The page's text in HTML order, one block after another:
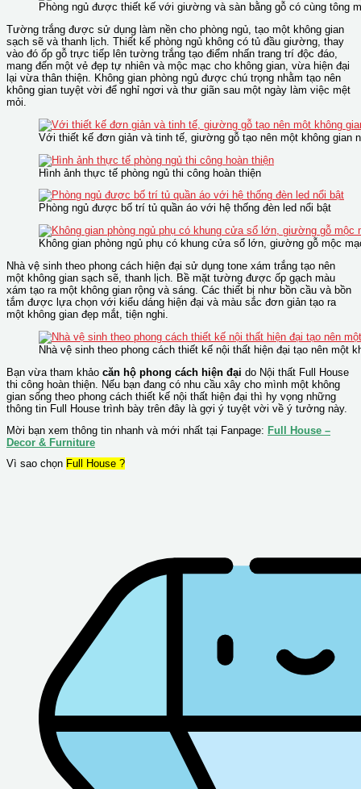
Phòng ngủ được thiết kế với giường và sàn bằng gỗ có cùng tông
Tường trắng được sử dụng làm nền cho phòng ngủ, tạo một không gian
sạch sẽ và thanh lịch. Thiết kế phòng ngủ không có tủ đầu giường, thay
vào đó ốp gỗ trực tiếp lên tường trắng tạo điểm nhấn trang trí độc đáo,
mang đến một vẻ đẹp tự nhiên và mộc mạc cho không gian, vừa hiện đại
lại vừa thân thiện. Không gian phòng ngủ được chú trọng nhằm tạo nên
không gian tuyệt vời để nghỉ ngơi và thư giãn sau một ngày làm việc mệt
mỏi.
Với thiết kế đơn giản và tinh tế, giường gỗ tạo nên một không gian
Hình ảnh thực tế phòng ngủ thi công hoàn thiện
Phòng ngủ được bố trí tủ quần áo với hệ thống đèn led nổi bật
Không gian phòng ngủ phụ có khung cửa sổ lớn, giường gỗ mộc
Nhà vệ sinh theo phong cách hiện đại sử dụng tone xám trắng tạo nên
một không gian sạch sẽ, thanh lịch. Bề mặt tường được ốp gạch màu
xám tạo ra một không gian rộng và sáng. Các thiết bị như bồn cầu và bồn
tắm được lựa chọn với kiểu dáng hiện đại và màu sắc đơn giản tạo ra
một không gian đẹp mắt, tiện nghi.
Nhà vệ sinh theo phong cách thiết kế nội thất hiện đại tạo nên một
Bạn vừa tham khảo căn hộ phong cách hiện đại do Nội thất Full House
thi công hoàn thiện. Nếu bạn đang có nhu cầu xây cho mình một không
gian sống theo phong cách thiết kế nội thất hiện đại thì hy vọng những
thông tin Full House trình bày trên đây là gợi ý tuyệt vời về ý tưởng này.
Mời bạn xem thông tin nhanh và mới nhất tại Fanpage: Full House –
Decor & Furniture
Vì sao chọn Full House ?